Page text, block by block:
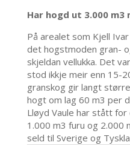
Har hogd ut 3.000 m3
På arealet som Kjell
det hogstmoden gran-
skjeldan vellukka. Det
stod ikkje meir enn 15-
granskog gir langt
hogt om lag 60 m3 per
Lløyd Vaule har stått
1.000 m3 furu og 2.000
seld til Sverige og